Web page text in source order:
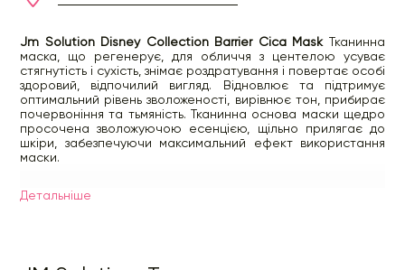
Jm Solution Disney Collection Barrier Cica MaskТканинна
маска, що регенерує, для обличчя з центелою усуває
стягнутість і сухість, знімає роздратування і повертає особі
здоровий, відпочилий вигляд. Відновлює та підтримує
оптимальний рівень зволоженості, вирівнює тон, прибирає
почервоніння та тьмяність. Тканинна основа маски щедро
просочена зволожуючою есенцією, щільно прилягає до
шкіри, забезпечуючи максимальний ефект використання
маски.
обличчя і розгладьте, розганяючи бульбашки повітря.
Детальнiше